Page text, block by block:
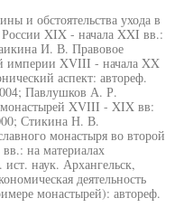
и обстоятельства ухода в
XIX - начала XXI вв.:
И. В. Правовое
империи XVIII - начала XX
аспект: автореф.
Павлушков А. Р.
монастырей XVIII - XIX вв:
Стикина Н. В.
монастыря во второй
на материалах
наук. Архангельск,
деятельность
монастырей): автореф.